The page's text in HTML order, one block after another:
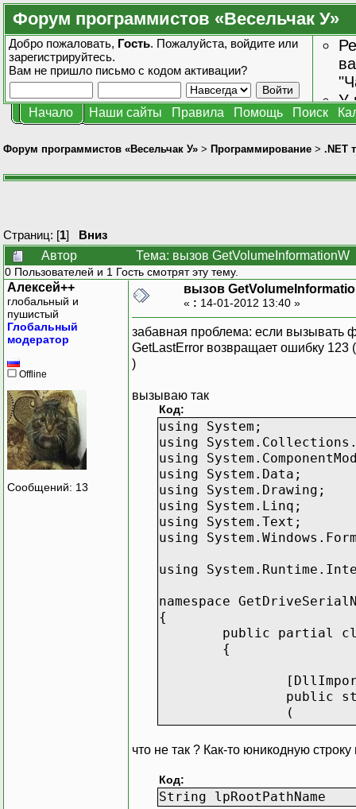
Форум программистов «Весельчак У»
Добро пожаловать, Гость. Пожалуйста, войдите или
зарегистрируйтесь.
Вам не пришло письмо с кодом активации?
У
Начало Наши сайты Правила Помощь Поиск
Форум программистов «Весельчак У» > Программирование > .NET
Страниц: [1] Вниз
Автор
Тема: вызов GetVolumeInformationW
0 Пользователей и 1 Гость смотрят эту тему.
Алексей++
глобальный и
пушистый
Глобальный
модератор
Offline
Сообщений: 13
вызов
« : 14-01-2012 13:40 »
забавная проблема: если вызывать
GetLastError возвращает ошибку
)
вызываю так
Код:
using System;
using
using
using System.Data;
using System.Drawing;
using System.Linq;
using System.Text;
using
using
namespace
{
public partial
{
public
(
что не так ? Как-то юникодную
Код:
String